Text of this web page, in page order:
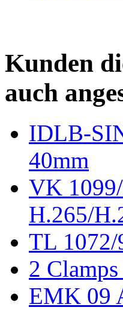
Kunden
auch
IDLB-
40mm
VK
H.265/
TL 1072/
2
EMK 09